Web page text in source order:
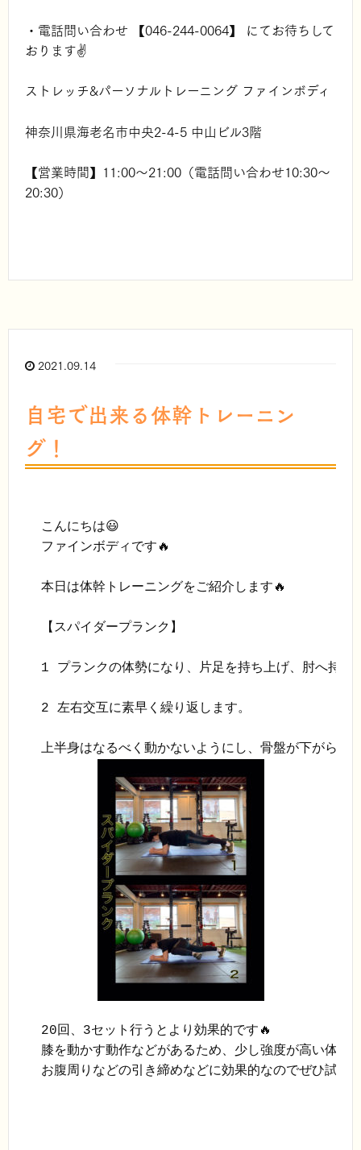
・電話問い合わせ 【046-244-0064】 にてお待ちして
おります✌️
ストレッチ&パーソナルトレーニング ファインボディ
神奈川県海老名市中央2-4-5 中山ビル3階
【営業時間】11:00～21:00（電話問い合わせ10:30～
20:30）
2021.09.14
自宅で出来る体幹トレーニン
グ！
こんにちは😃
ファインボディです🔥
本日は体幹トレーニングをご紹介します🔥
【スパイダープランク】
1 プランクの体勢になり、片足を持ち上げ、肘へ持っ
2 左右交互に素早く繰り返します。
20回、3セット行うとより効果的です🔥
膝を動かす動作などがあるため、少し強度が高い体幹
お腹周りなどの引き締めなどに効果的なのでぜひ試し